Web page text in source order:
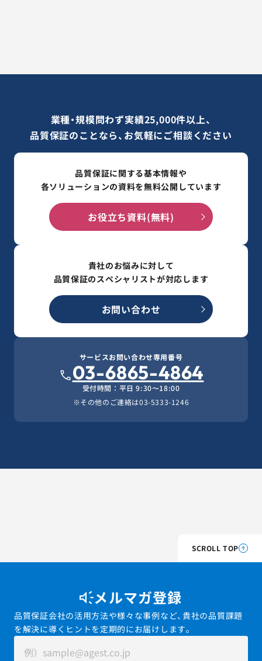
業種・規模問わず実績25,000件以上、
品質保証のことなら、お気軽にご相談ください
品質保証に関する基本情報や
各ソリューションの資料を無料公開しています
お役立ち資料(無料)
貴社のお悩みに対して
品質保証のスペシャリストが対応します
お問い合わせ
サービスお問い合わせ専用番号
03-6865-4864
受付時間：平日 9:30〜18:00
※その他のご連絡は03-5333-1246
SCROLL TOP
メルマガ登録
品質保証会社の活用方法や様々な事例など、貴社の品質課題
を解決に導くヒントを定期的にお届けします。